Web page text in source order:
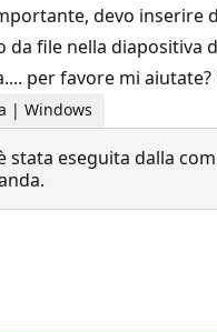
devo inserire
file nella
per favore mi
| Windows
stata eseguita dalla